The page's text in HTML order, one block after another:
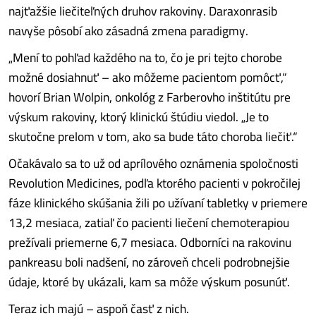
najťažšie liečiteľných druhov rakoviny. Daraxonrasib
navyše pôsobí ako zásadná zmena paradigmy.
„Mení to pohľad každého na to, čo je pri tejto chorobe
možné dosiahnuť – ako môžeme pacientom pomôcť,“
hovorí Brian Wolpin, onkológ z Farberovho inštitútu pre
výskum rakoviny, ktorý klinickú štúdiu viedol. „Je to
skutočne prelom v tom, ako sa bude táto choroba liečiť.“
Očakávalo sa to už od aprílového oznámenia spoločnosti
Revolution Medicines, podľa ktorého pacienti v pokročilej
fáze klinického skúšania žili po užívaní tabletky v priemere
13,2 mesiaca, zatiaľ čo pacienti liečení chemoterapiou
prežívali priemerne 6,7 mesiaca. Odborníci na rakovinu
pankreasu boli nadšení, no zároveň chceli podrobnejšie
údaje, ktoré by ukázali, kam sa môže výskum posunúť.
Teraz ich majú – aspoň časť z nich.